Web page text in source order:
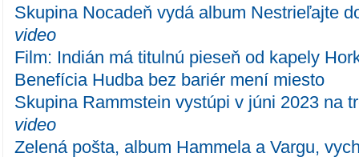
Skupina Nocadeň vydá album Nestrieľajte
video
Film: Indián má titulnú pieseň od kapely
Benefícia Hudba bez bariér mení miesto
Skupina Rammstein vystúpi v júni 2023 na
video
Zelená pošta, album Hammela a Vargu,